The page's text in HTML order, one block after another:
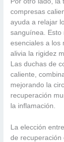
compresas
ayuda a relajar
sanguínea. Esto
esenciales a los
alivia la rigidez
Las duchas de
caliente,
mejorando la
recuperación
la inflamación.
La elección
de recuperación